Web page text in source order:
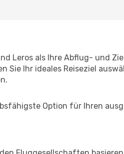
Leros als Ihre Abflug- und
Sie Ihr ideales Reiseziel
Option für Ihren